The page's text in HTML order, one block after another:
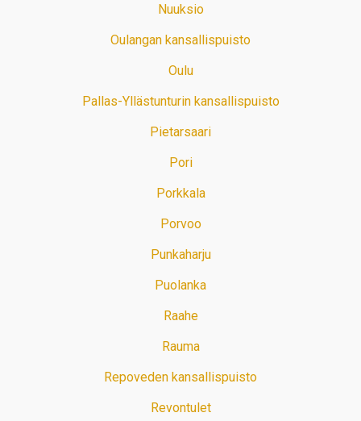
Nuuksio
Oulangan kansallispuisto
Oulu
Pallas-Yllästunturin kansallispuisto
Pietarsaari
Pori
Porkkala
Porvoo
Punkaharju
Puolanka
Raahe
Rauma
Repoveden kansallispuisto
Revontulet